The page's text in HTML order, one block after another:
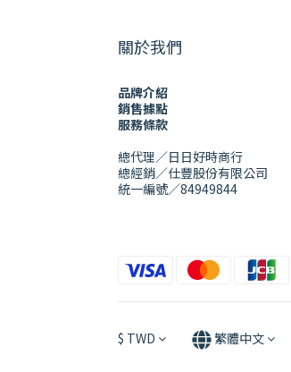
關於我們
品牌介紹
銷售據點
服務條款
總代理／日日好時商行
總經銷／仕豐股份有限公司
統一編號／84949844
$ TWD 繁體中文